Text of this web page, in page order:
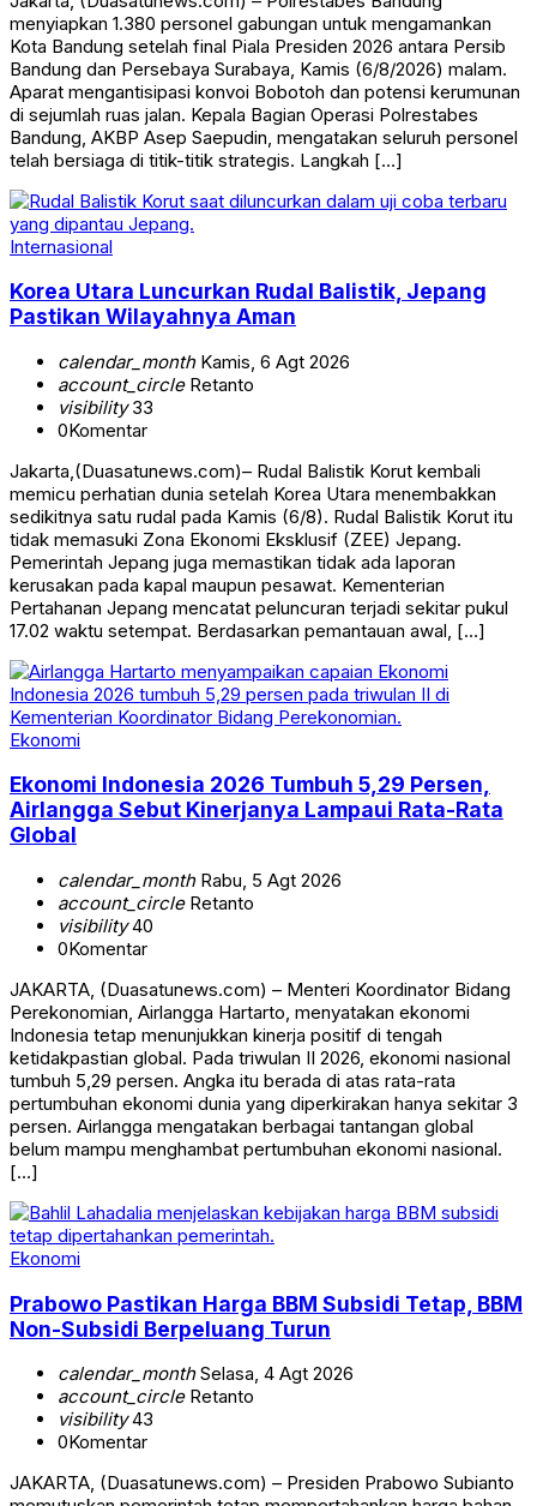
menyiapkan 1.380 personel gabungan untuk mengamankan
Kota Bandung setelah final Piala Presiden 2026 antara Persib
Bandung dan Persebaya Surabaya, Kamis (6/8/2026) malam.
Aparat mengantisipasi konvoi Bobotoh dan potensi kerumunan
di sejumlah ruas jalan. Kepala Bagian Operasi Polrestabes
Bandung, AKBP Asep Saepudin, mengatakan seluruh personel
telah bersiaga di titik-titik strategis. Langkah […]
Internasional
Korea Utara Luncurkan Rudal Balistik, Jepang
Pastikan Wilayahnya Aman
calendar_monthKamis, 6 Agt 2026
account_circleRetanto
visibility33
0Komentar
Jakarta,(Duasatunews.com)– Rudal Balistik Korut kembali
memicu perhatian dunia setelah Korea Utara menembakkan
sedikitnya satu rudal pada Kamis (6/8). Rudal Balistik Korut itu
tidak memasuki Zona Ekonomi Eksklusif (ZEE) Jepang.
Pemerintah Jepang juga memastikan tidak ada laporan
kerusakan pada kapal maupun pesawat. Kementerian
Pertahanan Jepang mencatat peluncuran terjadi sekitar pukul
17.02 waktu setempat. Berdasarkan pemantauan awal, […]
Ekonomi
Ekonomi Indonesia 2026 Tumbuh 5,29 Persen,
Airlangga Sebut Kinerjanya Lampaui Rata-Rata
Global
calendar_monthRabu, 5 Agt 2026
account_circleRetanto
visibility40
0Komentar
JAKARTA, (Duasatunews.com) – Menteri Koordinator Bidang
Perekonomian, Airlangga Hartarto, menyatakan ekonomi
Indonesia tetap menunjukkan kinerja positif di tengah
ketidakpastian global. Pada triwulan II 2026, ekonomi nasional
tumbuh 5,29 persen. Angka itu berada di atas rata-rata
pertumbuhan ekonomi dunia yang diperkirakan hanya sekitar 3
persen. Airlangga mengatakan berbagai tantangan global
belum mampu menghambat pertumbuhan ekonomi nasional.
[…]
Ekonomi
Prabowo Pastikan Harga BBM Subsidi Tetap, BBM
Non-Subsidi Berpeluang Turun
calendar_monthSelasa, 4 Agt 2026
account_circleRetanto
visibility43
0Komentar
JAKARTA, (Duasatunews.com) – Presiden Prabowo Subianto